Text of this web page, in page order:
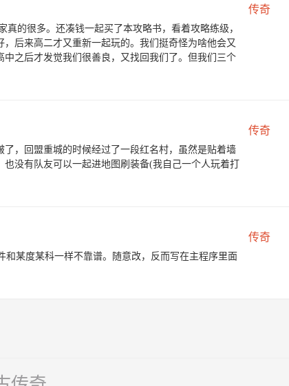
传奇
的很多。还凑钱一起买了本攻略书，看着攻略练级，
后来高二才又重新一起玩的。我们挺奇怪为啥他会又
之后才发觉我们很善良，又找回我们了。但我们三个
传奇
，回盟重城的时候经过了一段红名村，虽然是贴着墙
没有队友可以一起进地图刷装备(我自己一个人玩着打
传奇
和某度某科一样不靠谱。随意改，反而写在主程序里面